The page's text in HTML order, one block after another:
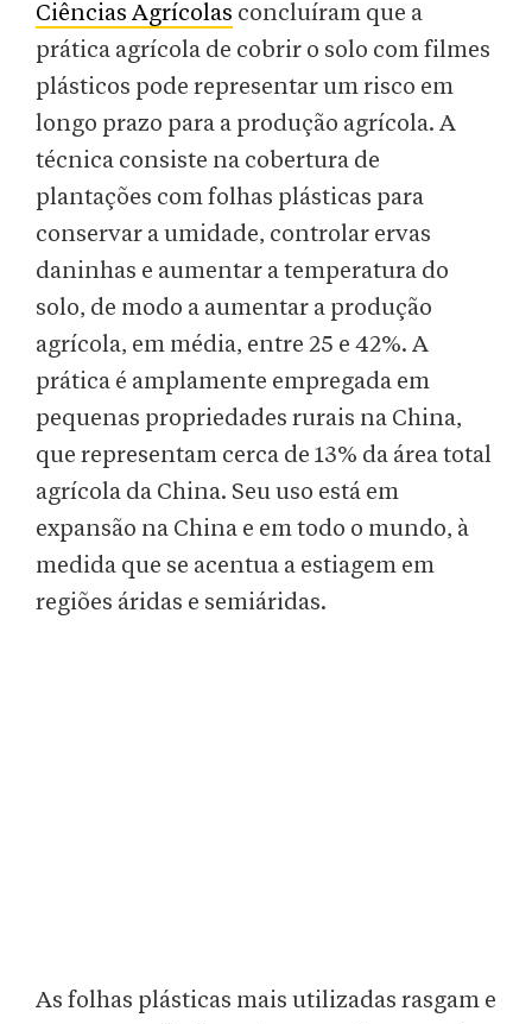
Ciências Agrícolas concluíram que a
prática agrícola de cobrir o solo com filmes
plásticos pode representar um risco em
longo prazo para a produção agrícola. A
técnica consiste na cobertura de
plantações com folhas plásticas para
conservar a umidade, controlar ervas
daninhas e aumentar a temperatura do
solo, de modo a aumentar a produção
agrícola, em média, entre 25 e 42%. A
prática é amplamente empregada em
pequenas propriedades rurais na China,
que representam cerca de 13% da área total
agrícola da China. Seu uso está em
expansão na China e em todo o mundo, à
medida que se acentua a estiagem em
regiões áridas e semiáridas.
As folhas plásticas mais utilizadas rasgam e